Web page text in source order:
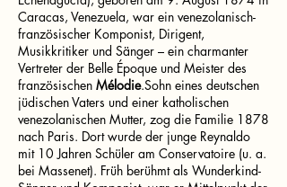
Caracas, Venezuela, war ein venezolanisch-
französischer Komponist, Dirigent,
Musikkritiker und Sänger – ein charmanter
Vertreter der Belle Époque und Meister des
französischen Mélodie.Sohn eines deutschen
jüdischen Vaters und einer katholischen
venezolanischen Mutter, zog die Familie 1878
nach Paris. Dort wurde der junge Reynaldo
mit 10 Jahren Schüler am Conservatoire (u. a.
bei Massenet). Früh berühmt als Wunderkind-